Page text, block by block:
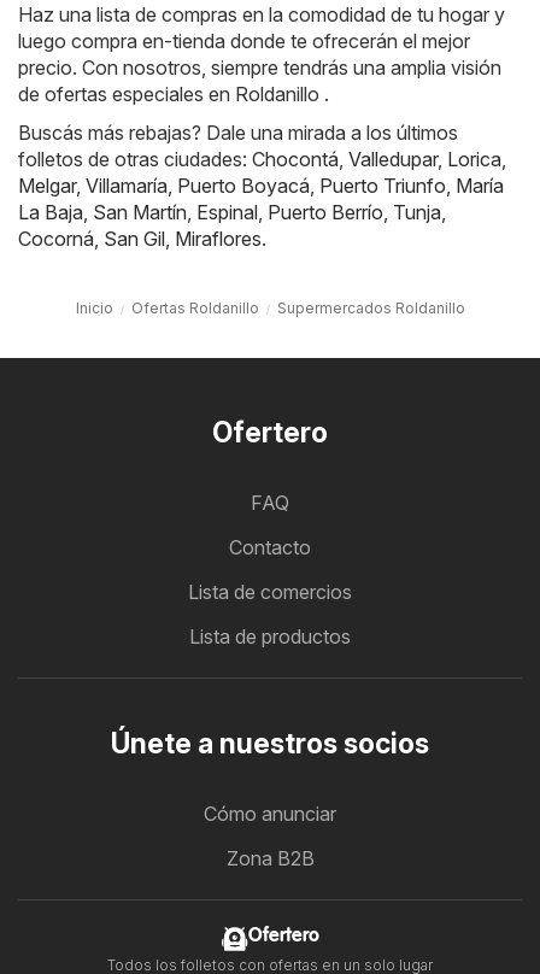
Haz una lista de compras en la comodidad de tu hogar y
luego compra en-tienda donde te ofrecerán el mejor
precio. Con nosotros, siempre tendrás una amplia visión
de ofertas especiales en Roldanillo .
Buscás más rebajas? Dale una mirada a los últimos
folletos de otras ciudades: Chocontá Valledupar, Lorica
Melgar, Villamaría Puerto Boyacá Puerto Triunfo María
La Baja San Martín Espinal Puerto Berrío Tunja
Cocorná San Gil Miraflores.
Inicio Ofertas Roldanillo Supermercados Roldanillo
Ofertero
FAQ
Contacto
Lista de comercios
Lista de productos
Únete a nuestros socios
Cómo anunciar
Zona B2B
Ofertero
Todos los folletos con ofertas en un solo lugar